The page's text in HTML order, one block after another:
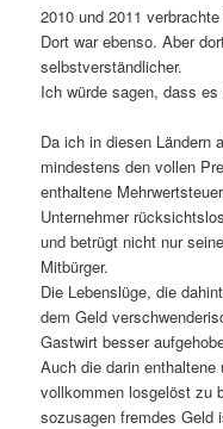
2010 und 2011
Dort war ebenso. Aber
selbstverständlicher.
Ich würde sagen, dass
Da ich in diesen
mindestens den vollen
enthaltene
Unternehmer
und betrügt nicht nur
Mitbürger.
Die Lebenslüge, die
dem Geld
Gastwirt besser
Auch die darin
vollkommen losgelöst zu
sozusagen fremdes Geld